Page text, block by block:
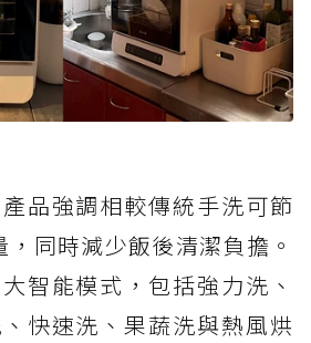
品強調相較傳統手洗可節
同時減少飯後清潔負擔。
智能模式，包括強力洗、
快速洗、果蔬洗與熱風烘